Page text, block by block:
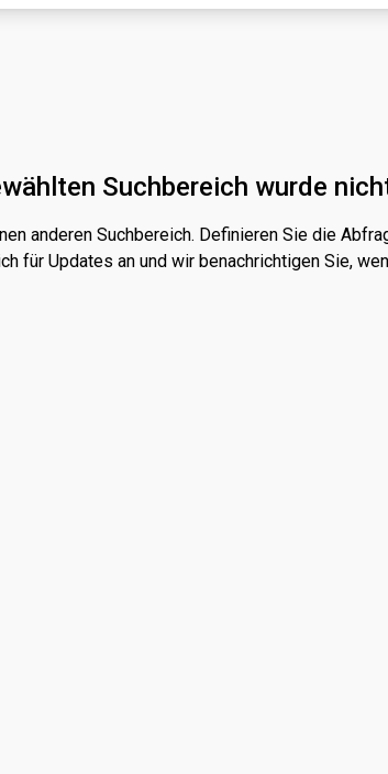
Suchbereich wurde
anderen Suchbereich. Definieren Sie die
für Updates an und wir benachrichtigen Sie,